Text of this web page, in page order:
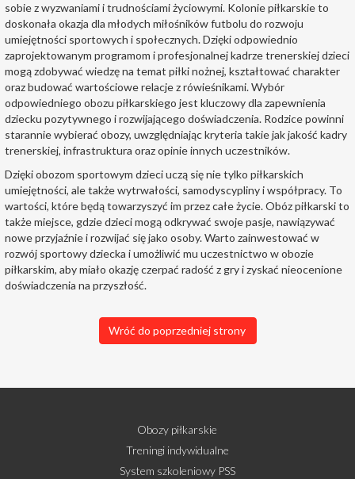
sobie z wyzwaniami i trudnościami życiowymi. Kolonie piłkarskie to
doskonała okazja dla młodych miłośników futbolu do rozwoju
umiejętności sportowych i społecznych. Dzięki odpowiednio
zaprojektowanym programom i profesjonalnej kadrze trenerskiej dzieci
mogą zdobywać wiedzę na temat piłki nożnej, kształtować charakter
oraz budować wartościowe relacje z rówieśnikami. Wybór
odpowiedniego obozu piłkarskiego jest kluczowy dla zapewnienia
dziecku pozytywnego i rozwijającego doświadczenia. Rodzice powinni
starannie wybierać obozy, uwzględniając kryteria takie jak jakość kadry
trenerskiej, infrastruktura oraz opinie innych uczestników.
Dzięki obozom sportowym dzieci uczą się nie tylko piłkarskich
umiejętności, ale także wytrwałości, samodyscypliny i współpracy. To
wartości, które będą towarzyszyć im przez całe życie. Obóz piłkarski to
także miejsce, gdzie dzieci mogą odkrywać swoje pasje, nawiązywać
nowe przyjaźnie i rozwijać się jako osoby. Warto zainwestować w
rozwój sportowy dziecka i umożliwić mu uczestnictwo w obozie
piłkarskim, aby miało okazję czerpać radość z gry i zyskać nieocenione
doświadczenia na przyszłość.
Wróć do poprzedniej strony
Obozy piłkarskie
Treningi indywidualne
System szkoleniowy PSS